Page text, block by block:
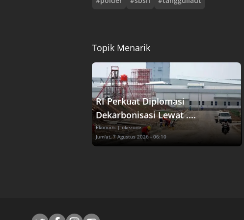
Topik Menarik
RI Perkuat Diplomasi
Dekarbonisasi Lewat ....
Ekonomi | okezone
Jum'at, 7 Agustus 2026 - 06:10